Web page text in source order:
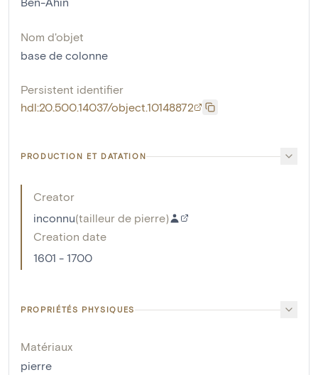
Nom d'objet
base de colonne
Persistent identifier
hdl:20.500.14037/object.10148872
PRODUCTION ET DATATION
Creator
inconnu(tailleur de pierre)
Creation date
1601 - 1700
PROPRIÉTÉS PHYSIQUES
Matériaux
pierre